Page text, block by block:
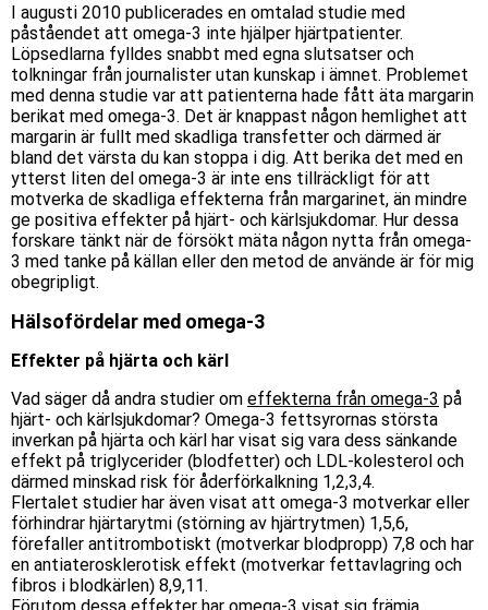
I augusti 2010 publicerades en omtalad studie med
påståendet att omega-3 inte hjälper hjärtpatienter.
Löpsedlarna fylldes snabbt med egna slutsatser och
tolkningar från journalister utan kunskap i ämnet. Problemet
med denna studie var att patienterna hade fått äta margarin
berikat med omega-3. Det är knappast någon hemlighet att
margarin är fullt med skadliga transfetter och därmed är
bland det värsta du kan stoppa i dig. Att berika det med en
ytterst liten del omega-3 är inte ens tillräckligt för att
motverka de skadliga effekterna från margarinet, än mindre
ge positiva effekter på hjärt- och kärlsjukdomar. Hur dessa
forskare tänkt när de försökt mäta någon nytta från omega-
3 med tanke på källan eller den metod de använde är för mig
obegripligt.
Hälsofördelar med omega-3
Effekter på hjärta och kärl
Vad säger då andra studier om effekterna från omega-3 på
hjärt- och kärlsjukdomar? Omega-3 fettsyrornas största
inverkan på hjärta och kärl har visat sig vara dess sänkande
effekt på triglycerider (blodfetter) och LDL-kolesterol och
därmed minskad risk för åderförkalkning 1,2,3,4.
Flertalet studier har även visat att omega-3 motverkar eller
förhindrar hjärtarytmi (störning av hjärtrytmen) 1,5,6,
förefaller antitrombotiskt (motverkar blodpropp) 7,8 och har
en antiaterosklerotisk effekt (motverkar fettavlagring och
fibros i blodkärlen) 8,9,11.